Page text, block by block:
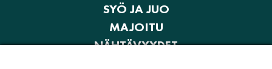
SYÖ JA JUO
MAJOITU
NÄHTÄVYYDET